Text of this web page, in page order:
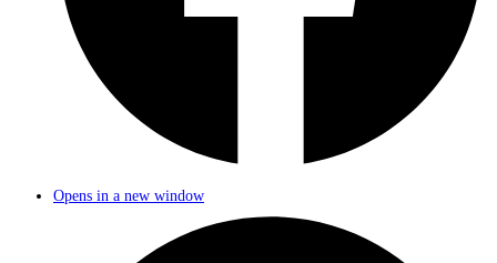
Opens in a new window